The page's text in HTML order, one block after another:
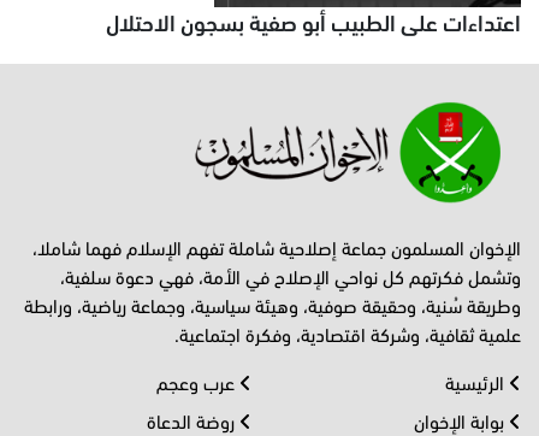
اعتداءات على الطبيب أبو صفية بسجون الاحتلال
الإخوان المسلمون جماعة إصلاحية شاملة تفهم الإسلام فهما شاملا،
وتشمل فكرتهم كل نواحي الإصلاح في الأمة، فهي دعوة سلفية،
وطريقة سُنية، وحقيقة صوفية، وهيئة سياسية، وجماعة رياضية، ورابطة
علمية ثقافية، وشركة اقتصادية، وفكرة اجتماعية.
الرئيسية
بوابة الإخوان
عرب وعجم
روضة الدعاة